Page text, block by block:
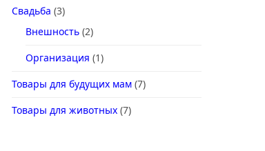
Свадьба (3)
Внешность (2)
Организация (1)
Товары для будущих мам (7)
Товары для животных (7)